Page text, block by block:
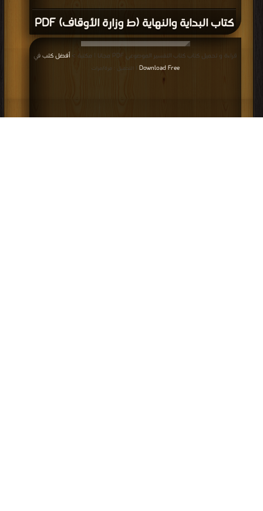
كتاب البداية والنهاية (ط وزارة الأوقاف) PDF
قراءة و تحميل كتاب كتاب التفسير الموضوعي PDF مجانا | مكتبة >
أفضل كتب في
Download Free
| التحميل : مرة/مرات